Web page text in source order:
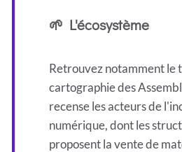
🌱 L'écosystème
Retrouvez notamment le
cartographie des
recense les acteurs de
numérique, dont les
proposent la vente de